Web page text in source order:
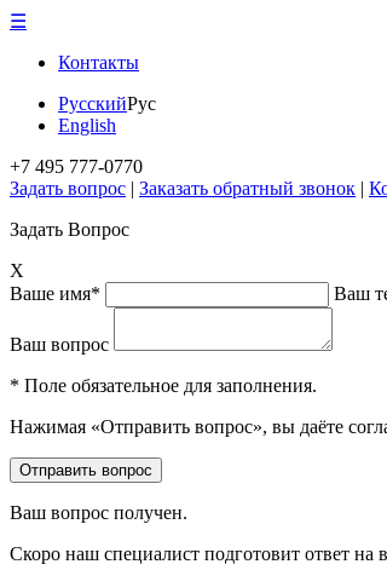
☰
Контакты
РусскийРус
English
+7 495 777-0770
Задать вопрос | Заказать обратный звонок |
Задать Вопрос
X
Ваше имя*
Ваш
Ваш вопрос
* Поле обязательное для заполнения.
Нажимая «Отправить вопрос», вы даёте
Ваш вопрос получен.
Скоро наш специалист подготовит ответ на